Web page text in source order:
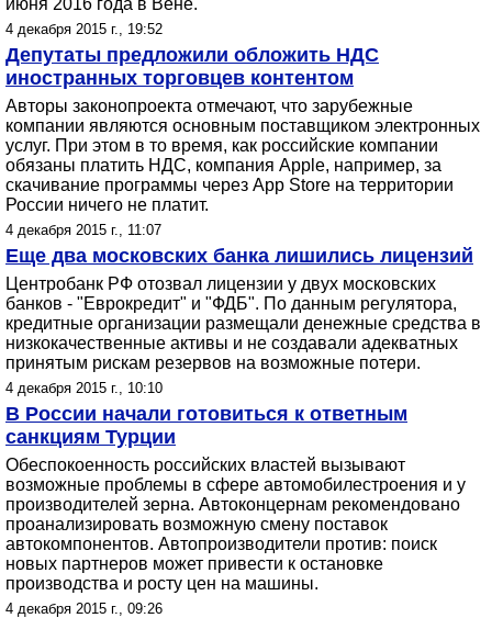
июня 2016 года в Вене.
4 декабря 2015 г., 19:52
Депутаты предложили обложить НДС
иностранных торговцев контентом
Авторы законопроекта отмечают, что зарубежные
компании являются основным поставщиком электронных
услуг. При этом в то время, как российские компании
обязаны платить НДС, компания Apple, например, за
скачивание программы через App Store на территории
России ничего не платит.
4 декабря 2015 г., 11:07
Еще два московских банка лишились лицензий
Центробанк РФ отозвал лицензии у двух московских
банков - "Еврокредит" и "ФДБ". По данным регулятора,
кредитные организации размещали денежные средства в
низкокачественные активы и не создавали адекватных
принятым рискам резервов на возможные потери.
4 декабря 2015 г., 10:10
В России начали готовиться к ответным
санкциям Турции
Обеспокоенность российских властей вызывают
возможные проблемы в сфере автомобилестроения и у
производителей зерна. Автоконцернам рекомендовано
проанализировать возможную смену поставок
автокомпонентов. Автопроизводители против: поиск
новых партнеров может привести к остановке
производства и росту цен на машины.
4 декабря 2015 г., 09:26